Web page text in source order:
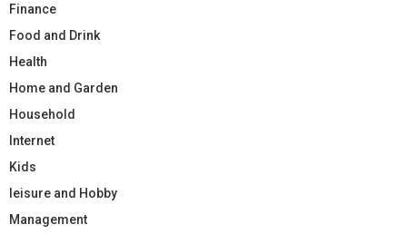
Finance
Food and Drink
Health
Home and Garden
Household
Internet
Kids
leisure and Hobby
Management